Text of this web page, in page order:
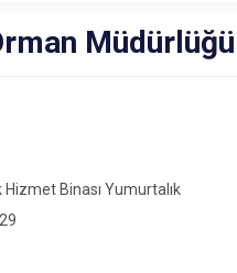
Müdürlüğü
Hizmet Binası Yumurtalık